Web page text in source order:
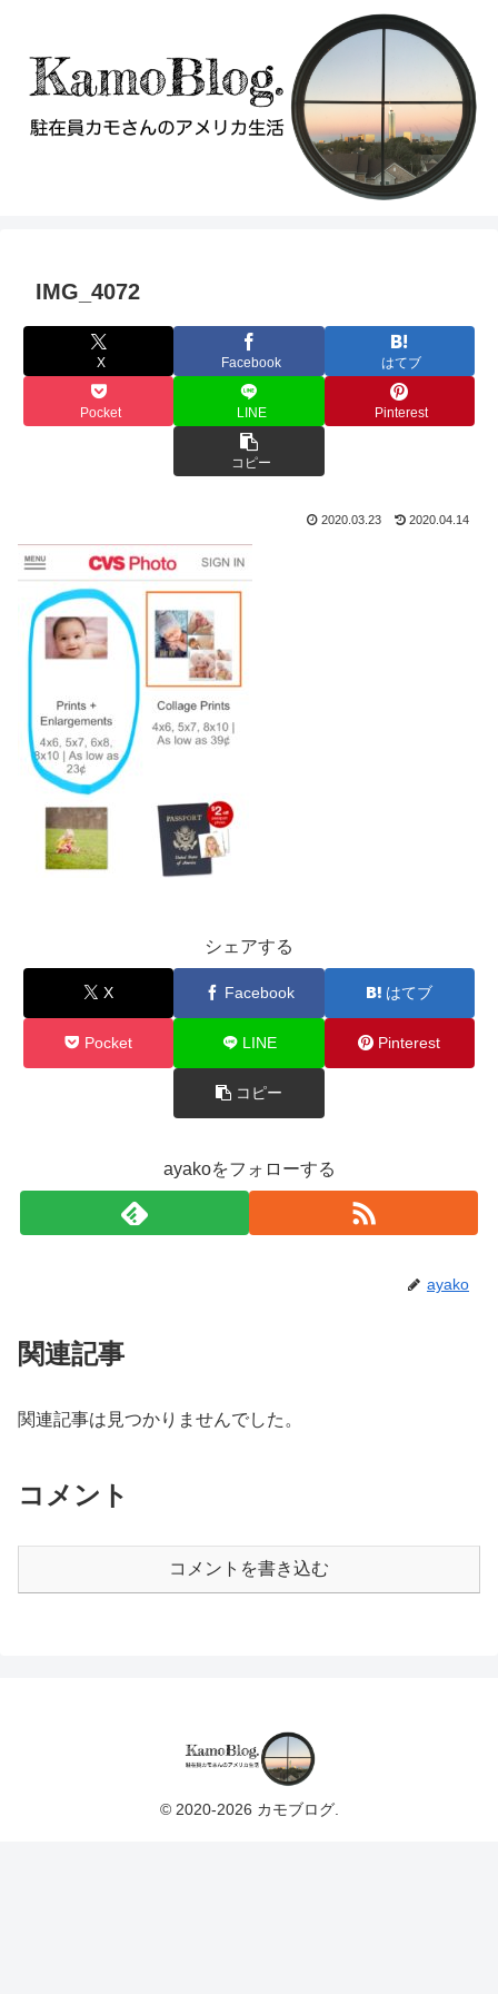
IMG_4072
X Facebook はてブ
Pocket LINE Pinterest
コピー
2020.03.23 2020.04.14
シェアする
X Facebook はてブ
Pocket LINE Pinterest
コピー
ayakoをフォローする
ayako
関連記事
関連記事は見つかりませんでした。
コメント
コメントを書き込む
© 2020-2026 カモブログ.